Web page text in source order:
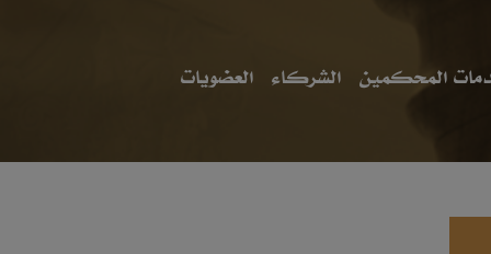
المحكمين الشركاء العضويات